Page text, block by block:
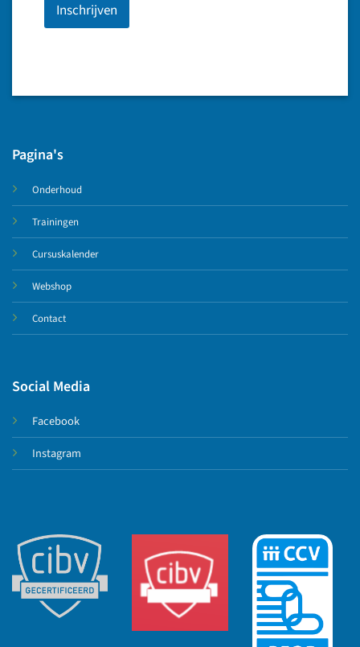
Inschrijven
Pagina's
Onderhoud
Trainingen
Cursuskalender
Webshop
Contact
Social Media
Facebook
Instagram